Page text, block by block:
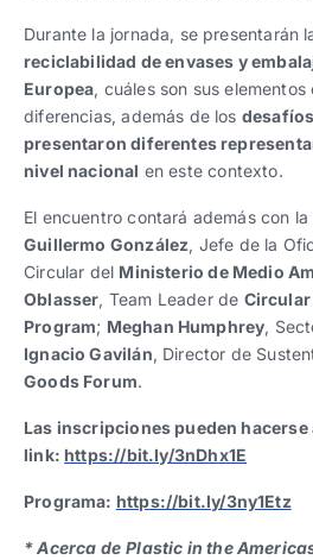
Durante la jornada, se presentarán
reciclabilidad de envases y
Europea, cuáles son sus
diferencias, además de los
presentaron diferentes
nivel nacional en este contexto.
El encuentro contará además con
Guillermo González, Jefe de la
Circular del Ministerio de Medio
Oblasser, Team Leader de
Program; Meghan Humphrey,
Ignacio Gavilán, Director de
Goods Forum.
Las inscripciones pueden
link: https://bit.ly/3nDhx1E
Programa: https://bit.ly/3ny1Etz
*Acerca de Plastic in the